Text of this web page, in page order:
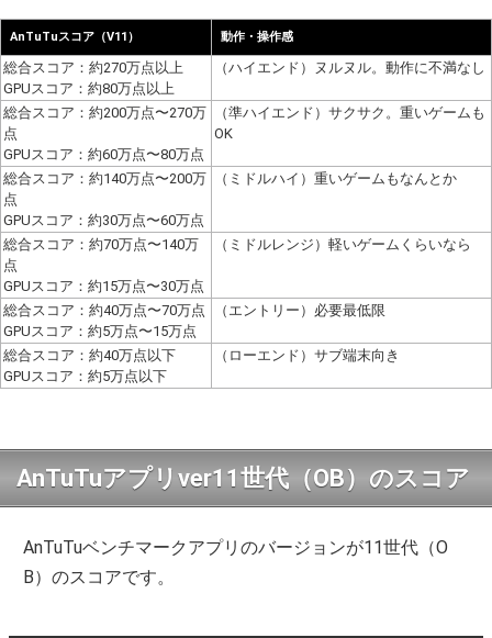
AnTuTuスコア（V11） 動作・操作感
総合スコア：約270万点以上
GPUスコア：約80万点以上
（ハイエンド）ヌルヌル。動作に不満なし
総合スコア：約200万点〜270万
点
GPUスコア：約60万点〜80万点
（準ハイエンド）サクサク。重いゲームも
OK
総合スコア：約140万点〜200万
点
GPUスコア：約30万点〜60万点
（ミドルハイ）重いゲームもなんとか
総合スコア：約70万点〜140万
点
GPUスコア：約15万点〜30万点
（ミドルレンジ）軽いゲームくらいなら
総合スコア：約40万点〜70万点
GPUスコア：約5万点〜15万点
（エントリー）必要最低限
総合スコア：約40万点以下
GPUスコア：約5万点以下
（ローエンド）サブ端末向き
AnTuTuアプリver11世代（OB）のスコア
AnTuTuベンチマークアプリのバージョンが11世代（O
B）のスコアです。